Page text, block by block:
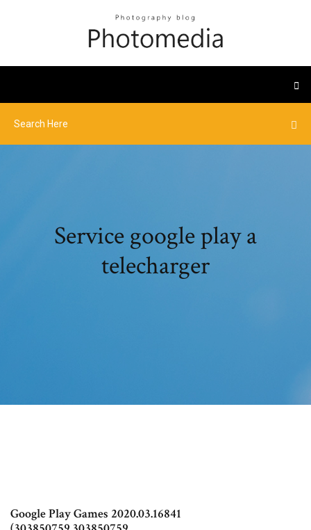
Service google play a
telecharger
Google Play Games 2020.03.16841